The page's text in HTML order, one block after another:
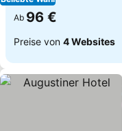
Ab 96 €
Preise von 4 Websites